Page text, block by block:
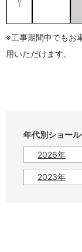
※工事期間中でもお
用いただけます。
年代別ショー
2026年
2023年